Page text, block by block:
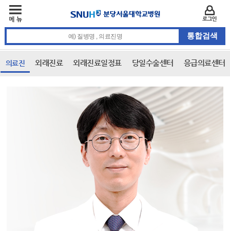
의료진 외래진료 외래진료일정표 당일수술센터 응급의료센터